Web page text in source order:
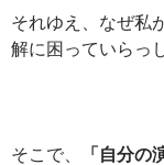
それゆえ、なぜ私
解に困っていらっ
そこで、
「自分